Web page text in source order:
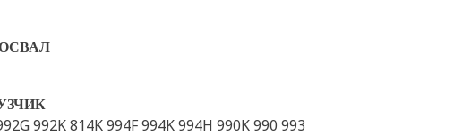
992K 814K 994F 994K 994H 990K 990 993